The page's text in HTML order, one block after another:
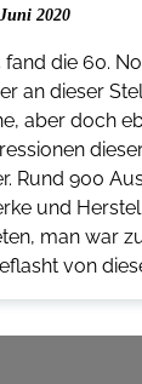
2020
fand die 60.
an dieser
aber doch
Rund 900
und
man war
von